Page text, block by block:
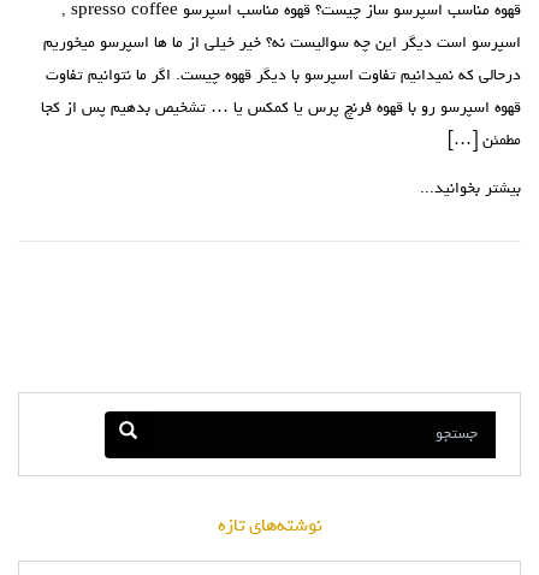
قهوه مناسب اسپرسو ساز چیست؟ قهوه مناسب اسپرسو spresso coffee ,
اسپرسو است دیگر این چه سوالیست نه؟ خیر خیلی از ما ها اسپرسو میخوریم
درحالی که نمیدانیم تفاوت اسپرسو با دیگر قهوه چیست. اگر ما نتوانیم تفاوت
قهوه اسپرسو رو با قهوه فرنچ پرس یا کمکس یا … تشخیص بدهیم پس از کجا
مطمئن […]
بیشتر بخوانید...
نوشته‌های تازه